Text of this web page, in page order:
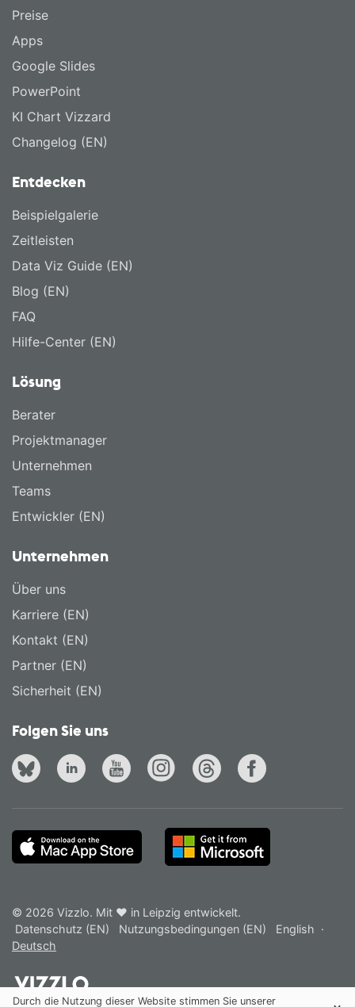
Preise
Apps
Google Slides
PowerPoint
KI Chart Vizzard
Changelog (EN)
Entdecken
Beispielgalerie
Zeitleisten
Data Viz Guide (EN)
Blog (EN)
FAQ
Hilfe-Center (EN)
Lösung
Berater
Projektmanager
Unternehmen
Teams
Entwickler (EN)
Unternehmen
Über uns
Karriere (EN)
Kontakt (EN)
Partner (EN)
Sicherheit (EN)
Folgen Sie uns
© 2026 Vizzlo. Mit ❤ in Leipzig entwickelt.
Datenschutz (EN)
Nutzungsbedingungen (EN) English ·
Deutsch
Durch die Nutzung dieser Website stimmen Sie unserer